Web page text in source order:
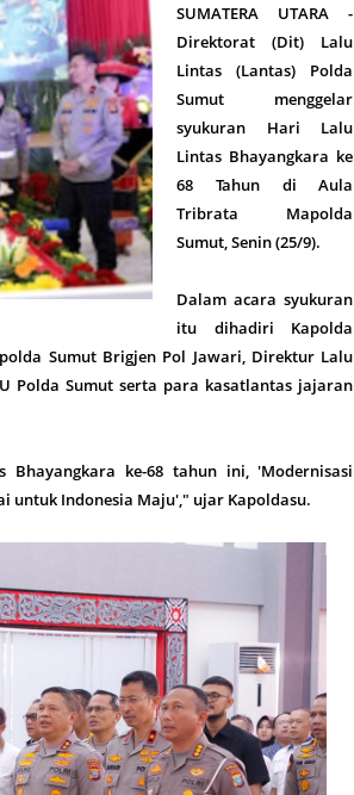
SUMATERA UTARA -
Direktorat (Dit) Lalu
Lintas (Lantas) Polda
Sumut menggelar
syukuran Hari Lalu
Lintas Bhayangkara ke
68 Tahun di Aula
Tribrata Mapolda
Sumut, Senin (25/9).
Dalam acara syukuran
itu dihadiri Kapolda
Sumut Brigjen Pol Jawari, Direktur Lalu
Polda Sumut serta para kasatlantas jajaran
ke-68 tahun ini, 'Modernisasi
untuk Indonesia Maju'," ujar Kapoldasu.